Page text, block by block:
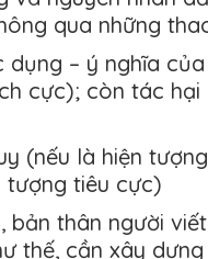
qua những
dụng – ý nghĩa
cực); còn tác
(nếu là hiện
tượng tiêu cực)
bản thân người
thế, cần xây